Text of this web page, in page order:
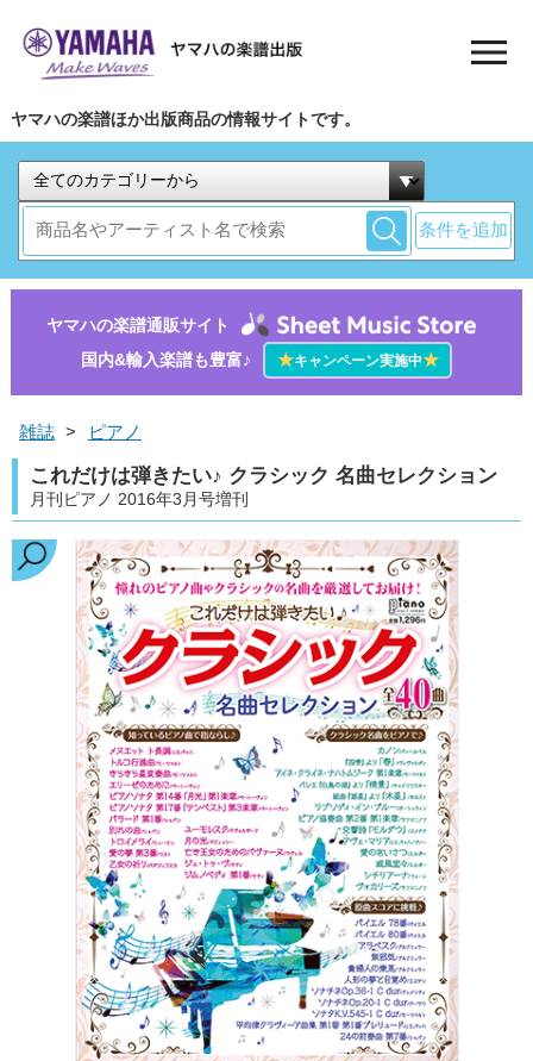
ヤマハの楽譜ほか出版商品の情報サイトです。
条件を追加
ヤマハの楽譜通販サイト
国内&輸入楽譜も豊富♪
★キャンペーン実施中★
雑誌 > ピアノ
これだけは弾きたい♪ クラシック 名曲セレクション
月刊ピアノ 2016年3月号増刊